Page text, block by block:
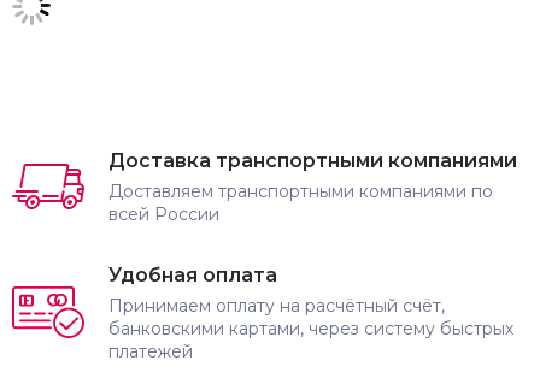
Доставка транспортными компаниями
Доставляем транспортными компаниями по
всей России
Удобная оплата
Принимаем оплату на расчётный счёт,
банковскими картами, через систему быстрых
платежей